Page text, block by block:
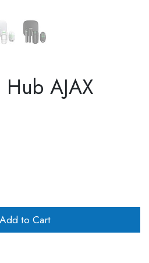
AJAX
to Cart